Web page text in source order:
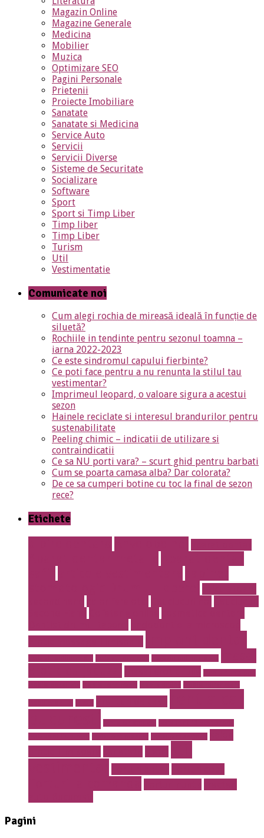
Magazin Online
Magazine Generale
Medicina
Mobilier
Muzica
Optimizare SEO
Pagini Personale
Prietenii
Proiecte Imobiliare
Sanatate
Sanatate si Medicina
Service Auto
Servicii
Servicii Diverse
Sisteme de Securitate
Socializare
Software
Sport
Sport si Timp Liber
Timp liber
Timp Liber
Turism
Util
Vestimentatie
Comunicate noi
Cum alegi rochia de mireasă ideală în funcție de
siluetă?
Rochiile in tendinte pentru sezonul toamna –
iarna 2022-2023
Ce este sindromul capului fierbinte?
Ce poti face pentru a nu renunta la stilul tau
vestimentar?
Imprimeul leopard, o valoare sigura a acestui
sezon
Hainele reciclate si interesul brandurilor pentru
sustenabilitate
Peeling chimic – indicatii de utilizare si
contraindicatii
Ce sa NU porti vara? – scurt ghid pentru barbati
Cum se poarta camasa alba? Dar colorata?
De ce sa cumperi botine cu toc la final de sezon
rece?
Etichete
Pagini